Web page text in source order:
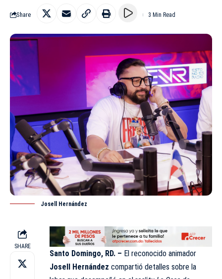
Share 3 Min Read
Josell Hernández
SHARE
Santo Domingo, RD. – El reconocido animador
Josell Hernández compartió detalles sobre la